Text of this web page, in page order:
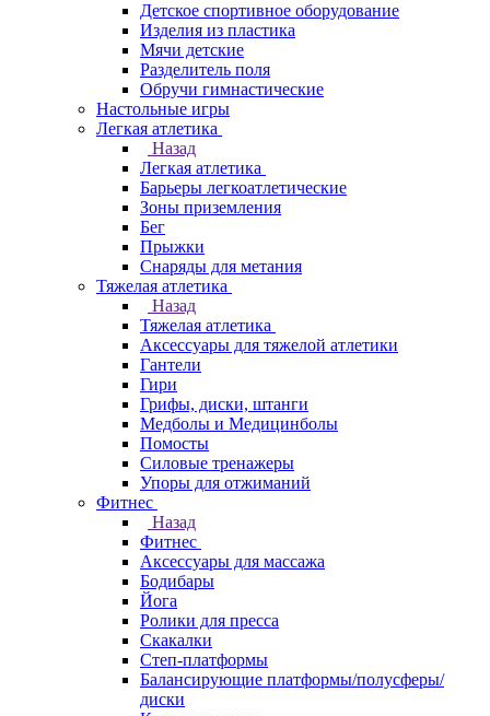
Детское спортивное оборудование
Изделия из пластика
Мячи детские
Разделитель поля
Обручи гимнастические
Настольные игры
Легкая атлетика
Назад
Легкая атлетика
Барьеры легкоатлетические
Зоны приземления
Бег
Прыжки
Снаряды для метания
Тяжелая атлетика
Назад
Тяжелая атлетика
Аксессуары для тяжелой атлетики
Гантели
Гири
Грифы, диски, штанги
Медболы и Медицинболы
Помосты
Силовые тренажеры
Упоры для отжиманий
Фитнес
Назад
Фитнес
Аксессуары для массажа
Бодибары
Йога
Ролики для пресса
Скакалки
Степ-платформы
Балансирующие платформы/полусферы/
диски